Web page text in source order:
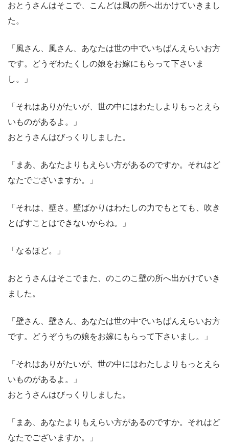
おとうさんはそこで、こんどは風の所へ出かけていきまし
た。
「風さん、風さん、あなたは世の中でいちばんえらいお方
です。どうぞわたくしの娘をお嫁にもらって下さいま
し。」
「それはありがたいが、世の中にはわたしよりもっとえら
いものがあるよ。」
おとうさんはびっくりしました。
「まあ、あなたよりもえらい方があるのですか。それはど
なたでございますか。」
「それは、壁さ。壁ばかりはわたしの力でもとても、吹き
とばすことはできないからね。」
「なるほど。」
おとうさんはそこでまた、のこのこ壁の所へ出かけていき
ました。
「壁さん、壁さん、あなたは世の中でいちばんえらいお方
です。どうぞうちの娘をお嫁にもらって下さいまし。」
「それはありがたいが、世の中にはわたしよりもっとえら
いものがあるよ。」
おとうさんはびっくりしました。
「まあ、あなたよりもえらい方があるのですか。それはど
なたでございますか。」